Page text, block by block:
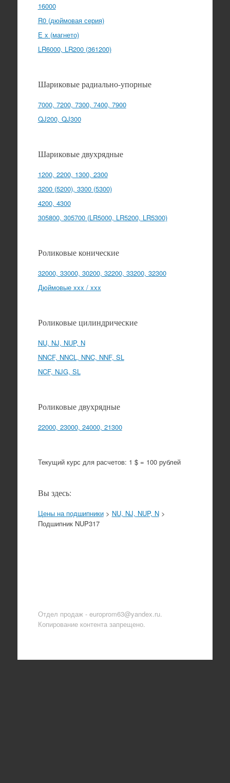
16000
R0 (дюймовая серия)
E x (магнето)
LR6000, LR200 (361200)
Шариковые радиально-упорные
7000, 7200, 7300, 7400, 7900
QJ200, QJ300
Шариковые двухрядные
1200, 2200, 1300, 2300
3200 (5200), 3300 (5300)
4200, 4300
305800, 305700 (LR5000, LR5200, LR5300)
Роликовые конические
32000, 33000, 30200, 32200, 33200, 32300
Дюймовые xxx / xxx
Роликовые цилиндрические
NU, NJ, NUP, N
NNCF, NNCL, NNC, NNF, SL
NCF, NJG, SL
Роликовые двухрядные
22000, 23000, 24000, 21300
Текущий курс для расчетов: 1 $ = 100 рублей
Вы здесь:
Цены на подшипники> NU, NJ, NUP, N>
Подшипник NUP317
Отдел продаж - europrom63@yandex.ru.
Копирование контента запрещено.